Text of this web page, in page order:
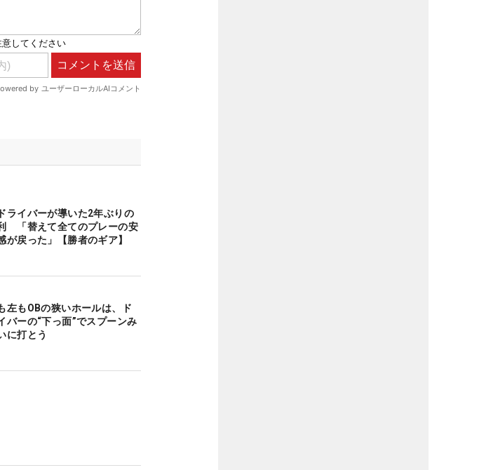
ライバーが導いた2年ぶりの
「替えて全てのプレーの安
が戻った」【勝者のギア】
左もOBの狭いホールは、ド
バーの“下っ面”でスプーンみ
に打とう